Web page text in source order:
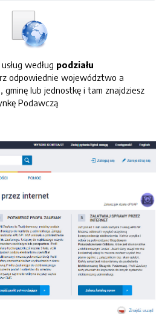
według podziału
odpowiednie województwo a
lub jednostkę i tam znajdziesz
Podawczą